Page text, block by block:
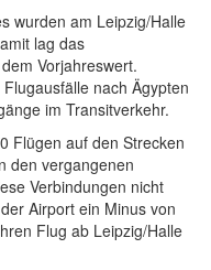
wurden am Leipzig/Halle
lag das
Vorjahreswert.
nach Ägypten
im Transitverkehr.
Flügen auf den Strecken
den vergangenen
Verbindungen nicht
Airport ein Minus von
Flug ab Leipzig/Halle